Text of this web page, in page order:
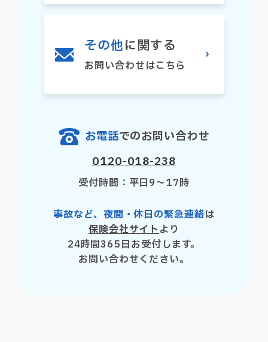
その他に関する
お問い合わせはこちら
お電話でのお問い合わせ
0120-018-238
受付時間：平日9〜17時
事故など、夜間・休日の緊急連絡は
保険会社サイトより
24時間365日お受付します。
お問い合わせください。